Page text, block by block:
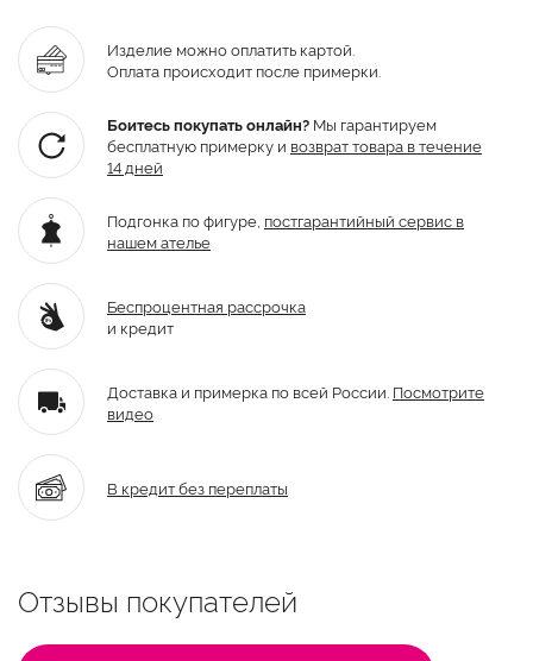
Изделие можно оплатить картой.
Оплата происходит после примерки.
Боитесь покупать онлайн? Мы гарантируем
бесплатную примерку и возврат товара в течение
14 дней
Подгонка по фигуре, постгарантийный сервис в
нашем ателье
Беспроцентная рассрочка
и кредит
Доставка и примерка по всей России. Посмотрите
видео
В кредит без переплаты
Отзывы покупателей